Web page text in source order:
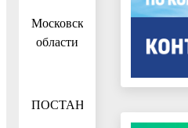
Московской
области
ПОСТАНОВЛЕНИЕ